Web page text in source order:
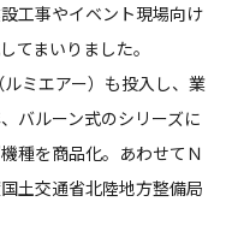
工事やイベント現場向け
てまいりました。
ミエアー）も投入し、業
バルーン式のシリーズに
種を商品化。あわせてＮ
土交通省北陸地方整備局